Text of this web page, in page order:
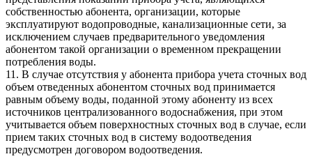
собственностью абонента, организации, которые
эксплуатируют водопроводные, канализационные сети, за
исключением случаев предварительного уведомления
абонентом такой организации о временном прекращении
потребления воды.
11. В случае отсутствия у абонента прибора учета сточных вод
объем отведенных абонентом сточных вод принимается
равным объему воды, поданной этому абоненту из всех
источников централизованного водоснабжения, при этом
учитывается объем поверхностных сточных вод в случае, если
прием таких сточных вод в систему водоотведения
предусмотрен договором водоотведения.